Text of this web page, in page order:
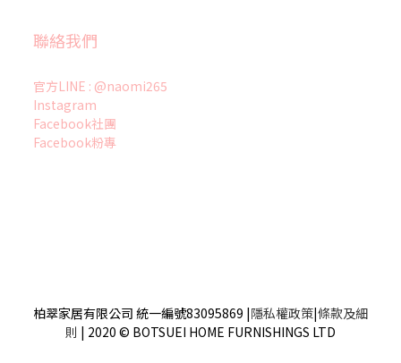
聯絡我們
官方LINE : @naomi265
Instagram
Facebook社團
Facebook粉專
柏翠家居有限公司 統一編號83095869 |隱私權政策|條款及細
則 | 2020 © BOTSUEI HOME FURNISHINGS LTD